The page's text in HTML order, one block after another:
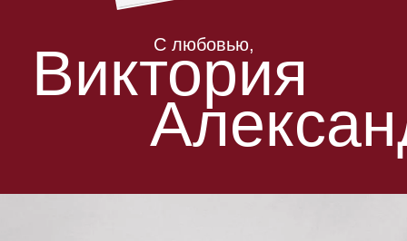
С любовью,
Виктория